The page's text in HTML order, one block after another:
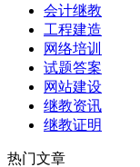
会计继教
工程建造
网络培训
试题答案
网站建设
继教资讯
继教证明
热门文章